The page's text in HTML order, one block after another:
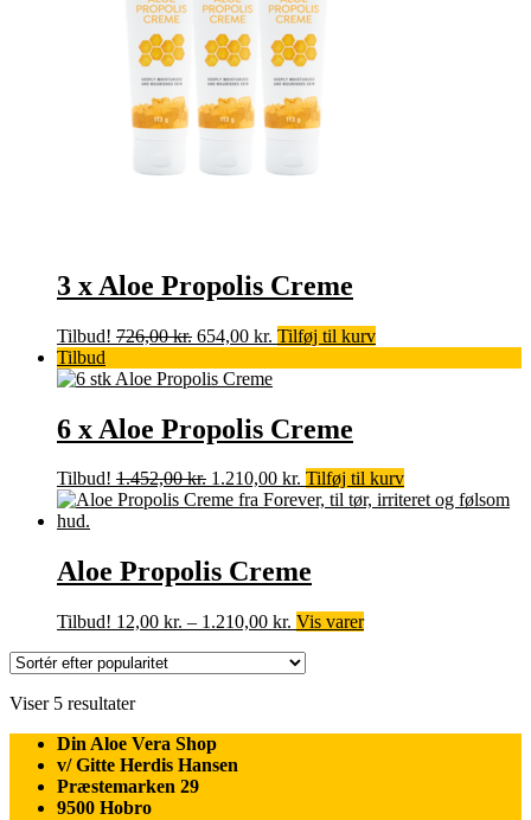
3 x Aloe Propolis Creme
Tilbud! 726,00kr. Den
pris
726,00 kr..
654,00 kr. Den
pris
654,00 kr..
Tilføj til kurv
Tilbud
6 x Aloe Propolis Creme
Tilbud! 1.452,00kr. Den
oprindelige
1.452,00 kr..
1.210,00 kr. Den
aktuelle
1.210,00 kr..
Tilføj til kurv
Aloe Propolis Creme
Tilbud! 12,00 kr. – 1.210,00 kr. Prisinterval:
til
Vis varer
Viser 5 resultaterSorteret
popularitet
Din Aloe Vera Shop
v/ Gitte Herdis Hansen
Præstemarken 29
9500 Hobro